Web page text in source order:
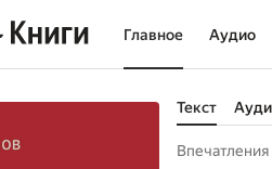
Главное Аудио
Текст